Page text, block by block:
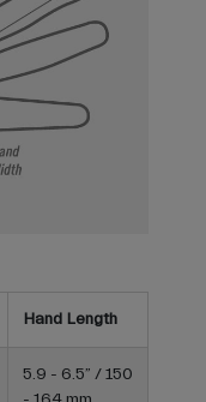
Hand Length
5.9 - 6.5” / 150